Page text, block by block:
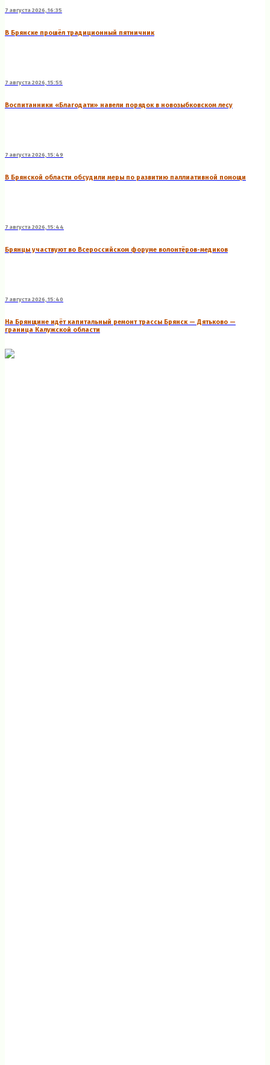
7 августа 2026, 16:35
В Брянске прошёл традиционный пятничник
7 августа 2026, 15:55
Воспитанники «Благодати» навели порядок в новозыбковском лесу
7 августа 2026, 15:49
В Брянской области обсудили меры по развитию паллиативной помощи
7 августа 2026, 15:44
Брянцы участвуют во Всероссийском форуме волонтёров-медиков
7 августа 2026, 15:40
На Брянщине идёт капитальный ремонт трассы Брянск — Дятьково —
граница Калужской области